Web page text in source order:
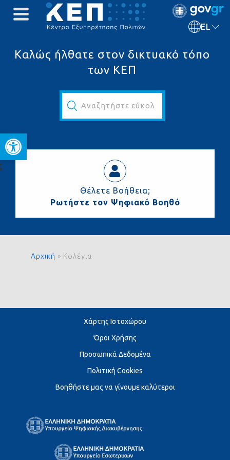
Ανοίξτε τη γραμμή
EL
Καλώς ήλθατε στον δικτυακό τόπο
των ΚΕΠ
Αναζητήστε εύκολα και γρήγορα...
Θέλετε Βοήθεια;
Ρωτήστε τον Ψηφιακό Βοηθό
Αρχική » Κολέγια
Χάρτης Ιστοχώρου
Όροι Χρήσης
Προσωπικά Δεδομένα
Πολιτική Cookies
Βοηθήστε μας να γίνουμε καλύτεροι